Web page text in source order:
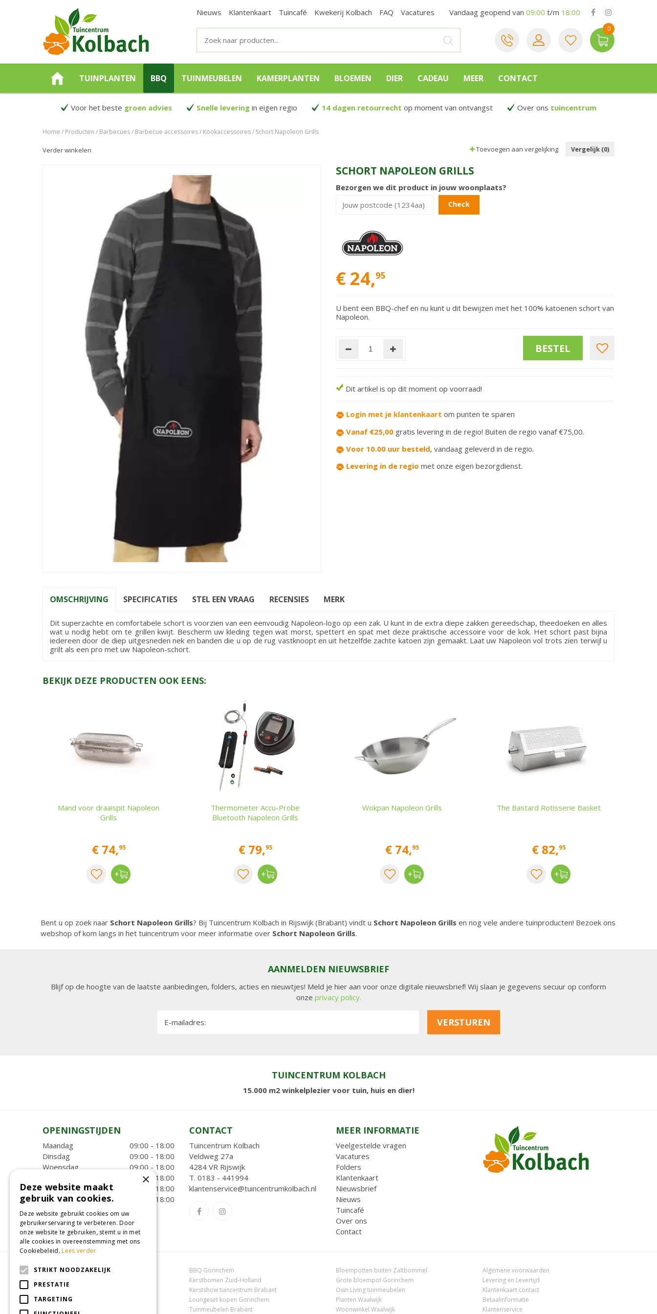
Home Producten Barbecues Barbecue accessoires Kookaccessoires Schort Napoleon Grills
Nieuws Klantenkaart Tuincafé Kwekerij Kolbach FAQ Vacatures Vandaag geopend van 09:00 t/m 18:00
TUINPLANTEN BBQ TUINMEUBELEN KAMERPLANTEN BLOEMEN DIER CADEAU MEER CONTACT
Voor het beste groen advies Snelle leveringin eigen regio 14 dagen retourrecht op moment van ontvangst Over ons tuincentrum
Verder winkelen Toevoegen aan vergelijking Vergelijk (0)
SCHORT NAPOLEON GRILLS
Bezorgen we dit product in jouw woonplaats?
Check
€ 24,95
U bent een BBQ-chef en nu kunt u dit bewijzen met het 100% katoenen schort van
Napoleon.
Dit artikel is op dit moment op voorraad!
Login met je klantenkaart om punten te sparen
Vanaf €25,00 gratis levering in de regio! Buiten de regio vanaf €75,00.
Voor 10.00 uur besteld, vandaag geleverd in de regio.
Levering in de regio met onze eigen bezorgdienst.
OMSCHRIJVING SPECIFICATIES STEL EEN VRAAG RECENSIES MERK
Dit superzachte en comfortabele schort is voorzien van een eenvoudig Napoleon-logo op een zak. U kunt in de extra diepe zakken gereedschap, theedoeken en alles
wat u nodig hebt om te grillen kwijt. Bescherm uw kleding tegen wat morst, spettert en spat met deze praktische accessoire voor de kok. Het schort past bijna
iedereen door de diep uitgesneden nek en banden die u op de rug vastknoopt en uit hetzelfde zachte katoen zijn gemaakt. Laat uw Napoleon vol trots zien terwijl u
grilt als een pro met uw Napoleon-schort.
BEKIJK DEZE PRODUCTEN OOK EENS:
Mand voor draaispit Napoleon
Grills
€ 74,95
Thermometer Accu-Probe
Bluetooth Napoleon Grills
€ 79,95
Wokpan Napoleon Grills
€ 74,95
The Bastard Rotisserie Basket
€ 82,95
Bent u op zoek naar Schort Napoleon Grills? Bij Tuincentrum Kolbach in Rijswijk (Brabant) vindt u Schort Napoleon Grills en nog vele andere tuinproducten! Bezoek ons
webshop of kom langs in het tuincentrum voor meer informatie over Schort Napoleon Grills.
AANMELDEN NIEUWSBRIEF
Blijf op de hoogte van de laatste aanbiedingen, folders, acties en nieuwtjes! Meld je hier aan voor onze digitale nieuwsbrief! Wij slaan je gegevens secuur op conform
onze privacy policy.
E-mailadres:
TUINCENTRUM KOLBACH
15.000 m2 winkelplezier voor tuin, huis en dier!
OPENINGSTIJDEN
Maandag
09:00 - 18:00
Dinsdag
09:00 - 18:00
Woensdag
09:00 - 18:00
09:00 - 18:00
Vrijdag
09:00 - 18:00
Zaterdag
09:00 - 18:00
Toon alle openingstijden
CONTACT
Tuincentrum Kolbach
Veldweg 27a
4284 VR Rijswijk
T. 0183 - 441994
klantenservice@tuincentrumkolbach.nl
MEER INFORMATIE
Veelgestelde vragen
Vacatures
Folders
Klantenkaart
Nieuwsbrief
Nieuws
Tuincafé
Over ons
Contact
Dierenwinkel Oosterhout
Tuincentrum Zuid-Holland
BBQ Gorinchem
Kerstbomen Zuid-Holland
Kerstshow tuincentrum Brabant
Loungeset kopen Gorinchem
Tuinmeubelen Brabant
Bloempotten buiten Zaltbommel
Grote bloempot Gorinchem
Own Living tuinmeubelen
Planten Waalwijk
Woonwinkel Waalwijk
Algemene voorwaarden
Levering en Levertijd
Klantenkaart contact
Betaalinformatie
Klantenservice
×
Deze website maakt
gebruik van cookies.
Deze website gebruikt cookies om uw
gebruikerservaring te verbeteren. Door
onze website te gebruiken, stemt u in met
alle cookies in overeenstemming met ons
Cookiebeleid.Lees verder
STRIKT NOODZAKELIJK
PRESTATIE
TARGETING